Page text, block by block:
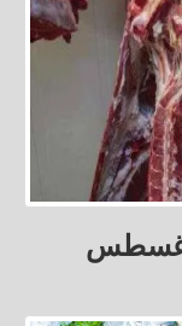
اللحوم اليوم الجمعة 7 أغسطس